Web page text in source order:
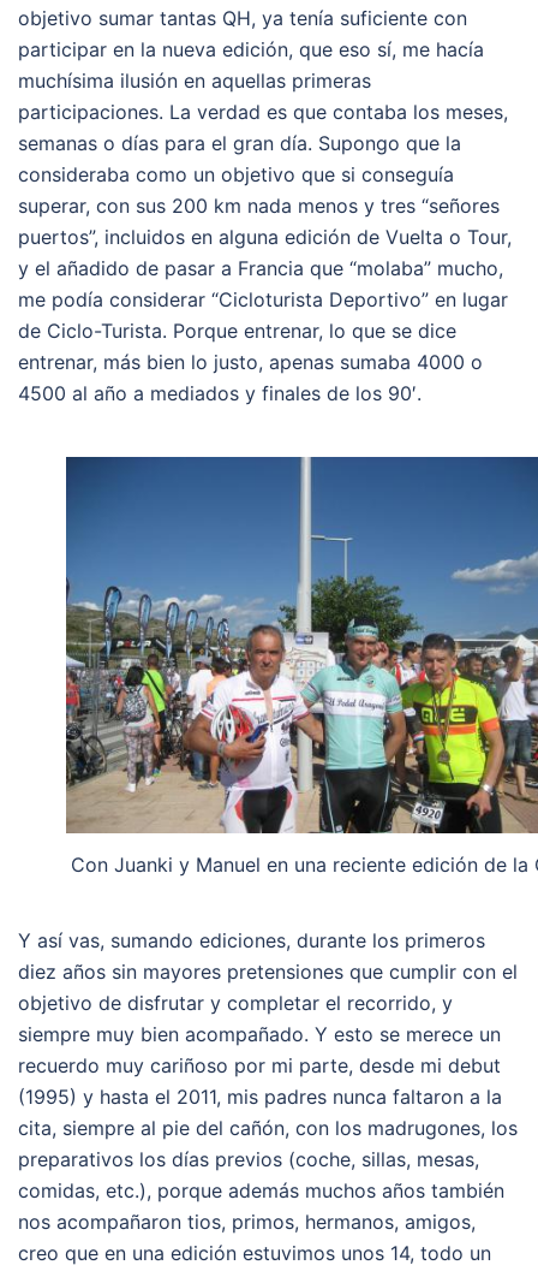
objetivo sumar tantas QH, ya tenía suficiente con
participar en la nueva edición, que eso sí, me hacía
muchísima ilusión en aquellas primeras
participaciones. La verdad es que contaba los meses,
semanas o días para el gran día. Supongo que la
consideraba como un objetivo que si conseguía
superar, con sus 200 km nada menos y tres “señores
puertos”, incluidos en alguna edición de Vuelta o Tour,
y el añadido de pasar a Francia que “molaba” mucho,
me podía considerar “Cicloturista Deportivo” en lugar
de Ciclo-Turista. Porque entrenar, lo que se dice
entrenar, más bien lo justo, apenas sumaba 4000 o
4500 al año a mediados y finales de los 90′.
Con Juanki y Manuel en una reciente edición de la
Y así vas, sumando ediciones, durante los primeros
diez años sin mayores pretensiones que cumplir con el
objetivo de disfrutar y completar el recorrido, y
siempre muy bien acompañado. Y esto se merece un
recuerdo muy cariñoso por mi parte, desde mi debut
(1995) y hasta el 2011, mis padres nunca faltaron a la
cita, siempre al pie del cañón, con los madrugones, los
preparativos los días previos (coche, sillas, mesas,
comidas, etc.), porque además muchos años también
nos acompañaron tios, primos, hermanos, amigos,
creo que en una edición estuvimos unos 14, todo un